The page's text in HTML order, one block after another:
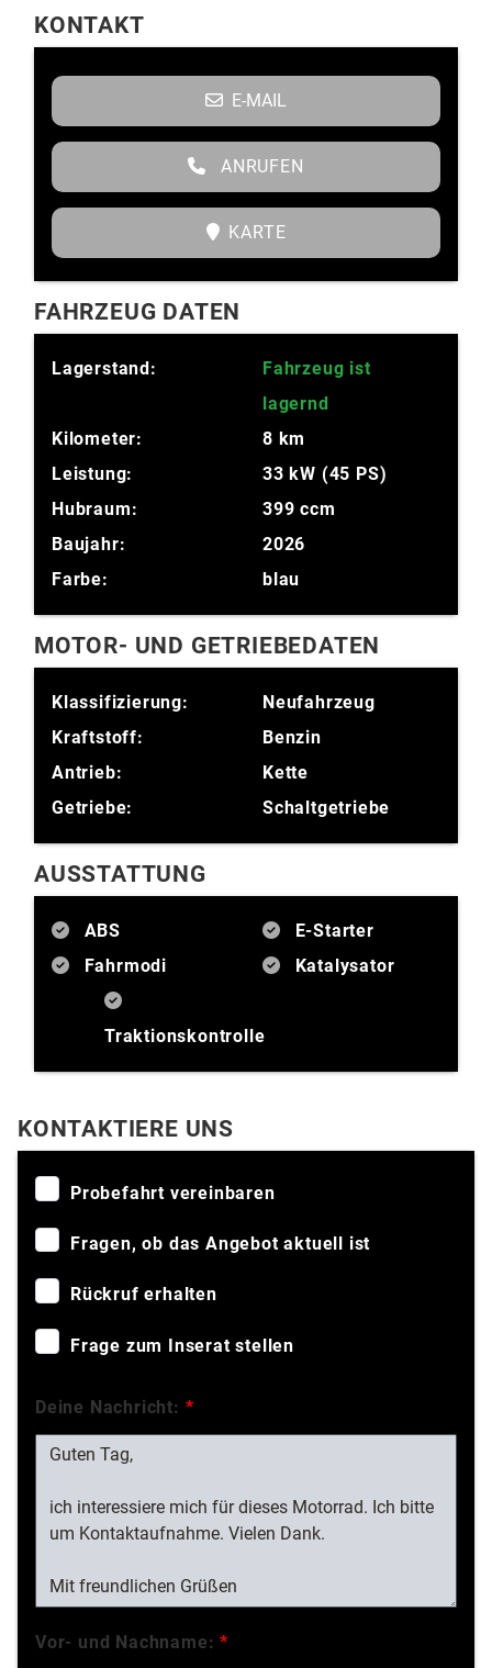
KONTAKT
E-MAIL
ANRUFEN
KARTE
FAHRZEUG DATEN
Lagerstand:
Fahrzeug ist
lagernd
Kilometer:
8 km
Leistung:
33 kW (45 PS)
Hubraum:
399 ccm
Baujahr:
2026
Farbe:
blau
MOTOR- UND GETRIEBEDATEN
Klassifizierung:
Neufahrzeug
Kraftstoff:
Benzin
Antrieb:
Kette
Getriebe:
Schaltgetriebe
AUSSTATTUNG
ABS
E-Starter
Fahrmodi
Katalysator
Traktionskontrolle
KONTAKTIERE UNS
Probefahrt vereinbaren
Fragen, ob das Angebot aktuell ist
Rückruf erhalten
Frage zum Inserat stellen
Deine Nachricht: *
Vor- und Nachname:*